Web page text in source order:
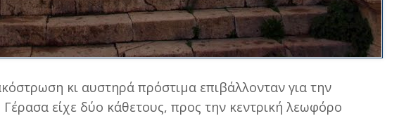
κι αυστηρά πρόστιμα επιβάλλονταν για την
είχε δύο κάθετους, προς την κεντρική λεωφόρο